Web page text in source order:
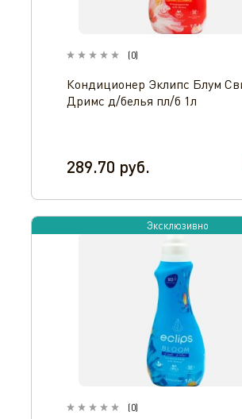
(0)
Кондиционер Эклипс Блум
Дримс д/белья пл/б 1л
289.70 руб.
Эксклюзивно
(0)